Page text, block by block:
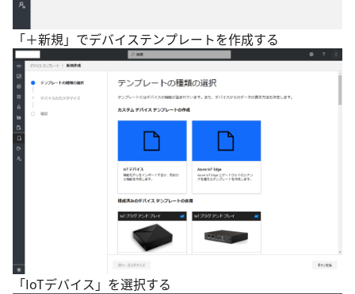
「＋新規」でデバイステンプレートを作成する
「IoTデバイス」を選択する